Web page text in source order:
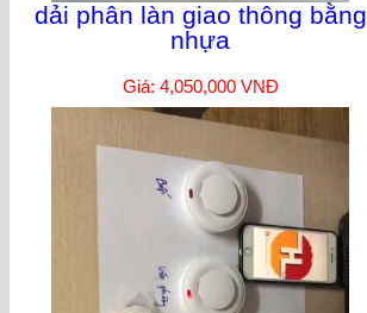
dải phân làn giao thông bằng
nhựa
Giá: 4,050,000 VNĐ